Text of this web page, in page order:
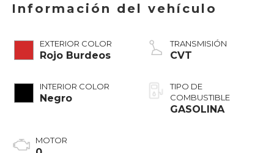
Información del vehículo
EXTERIOR COLOR
Rojo Burdeos
INTERIOR COLOR
Negro
MOTOR
TRANSMISIÓN
CVT
TIPO DE
COMBUSTIBLE
GASOLINA